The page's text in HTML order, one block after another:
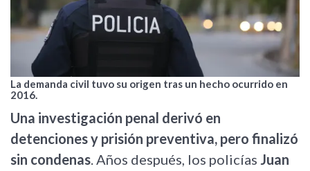
La demanda civil tuvo su origen tras un hecho ocurrido en
2016.
Una investigación penal derivó en
detenciones y prisión preventiva, pero finalizó
sin condenas. Años después, los policías Juan